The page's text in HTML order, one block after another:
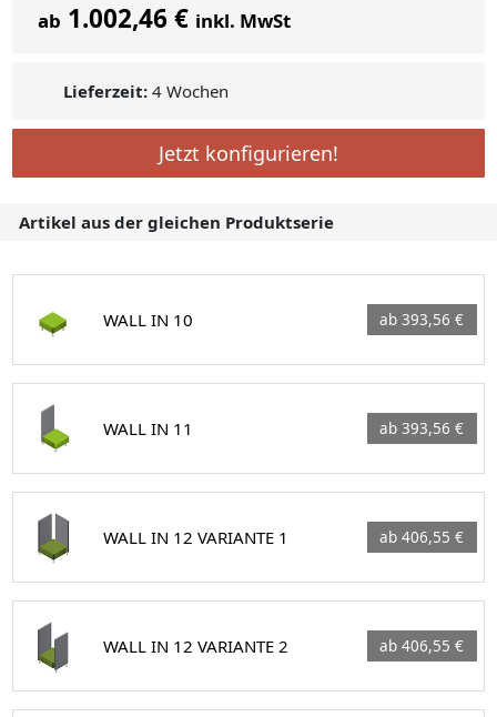
ab 1.002,46 € inkl. MwSt
Lieferzeit: 4 Wochen
Jetzt konfigurieren!
Artikel aus der gleichen Produktserie
WALL IN 10 ab 393,56 €
WALL IN 11 ab 393,56 €
WALL IN 12 VARIANTE 1 ab 406,55 €
WALL IN 12 VARIANTE 2 ab 406,55 €